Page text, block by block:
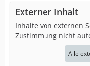
Externer Inhalt
Inhalte von externen
Zustimmung nicht
Alle